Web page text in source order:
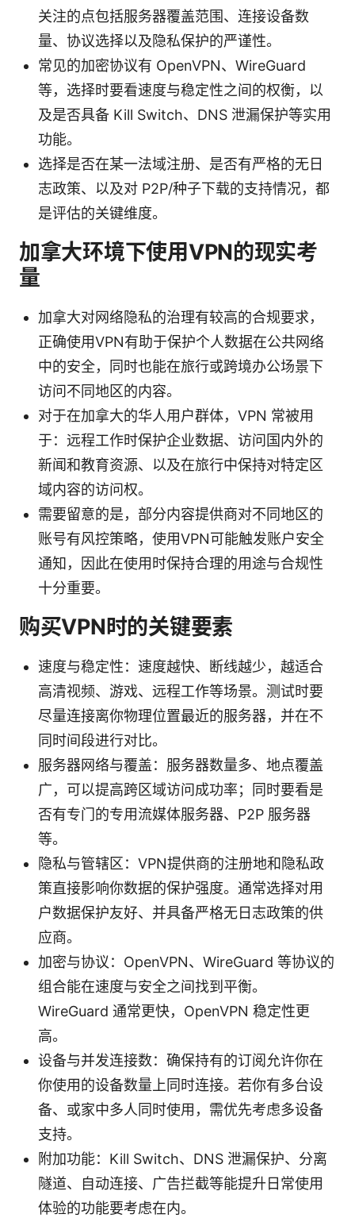
关注的点包括服务器覆盖范围、连接设备数
量、协议选择以及隐私保护的严谨性。
常见的加密协议有 OpenVPN、WireGuard
等，选择时要看速度与稳定性之间的权衡，以
及是否具备 Kill Switch、DNS 泄漏保护等实用
功能。
选择是否在某一法域注册、是否有严格的无日
志政策、以及对 P2P/种子下载的支持情况，都
是评估的关键维度。
加拿大环境下使用VPN的现实考
量
加拿大对网络隐私的治理有较高的合规要求，
正确使用VPN有助于保护个人数据在公共网络
中的安全，同时也能在旅行或跨境办公场景下
访问不同地区的内容。
对于在加拿大的华人用户群体，VPN 常被用
于：远程工作时保护企业数据、访问国内外的
新闻和教育资源、以及在旅行中保持对特定区
域内容的访问权。
需要留意的是，部分内容提供商对不同地区的
账号有风控策略，使用VPN可能触发账户安全
通知，因此在使用时保持合理的用途与合规性
十分重要。
购买VPN时的关键要素
速度与稳定性：速度越快、断线越少，越适合
高清视频、游戏、远程工作等场景。测试时要
尽量连接离你物理位置最近的服务器，并在不
同时间段进行对比。
服务器网络与覆盖：服务器数量多、地点覆盖
广，可以提高跨区域访问成功率；同时要看是
否有专门的专用流媒体服务器、P2P 服务器
等。
隐私与管辖区：VPN提供商的注册地和隐私政
策直接影响你数据的保护强度。通常选择对用
户数据保护友好、并具备严格无日志政策的供
应商。
加密与协议：OpenVPN、WireGuard 等协议的
组合能在速度与安全之间找到平衡。
WireGuard 通常更快，OpenVPN 稳定性更
高。
设备与并发连接数：确保持有的订阅允许你在
你使用的设备数量上同时连接。若你有多台设
备、或家中多人同时使用，需优先考虑多设备
支持。
附加功能：Kill Switch、DNS 泄漏保护、分离
隧道、自动连接、广告拦截等能提升日常使用
体验的功能要考虑在内。